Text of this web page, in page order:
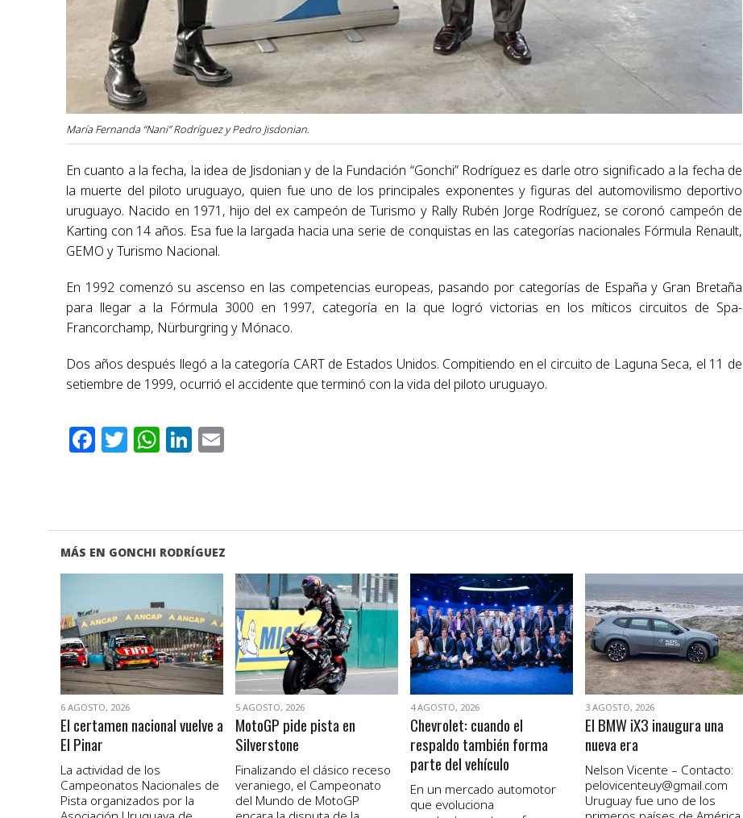
María Fernanda “Nani” Rodríguez y Pedro Jisdonian.
En cuanto a la fecha, la idea de Jisdonian y de la Fundación “Gonchi” Rodríguez es darle otro significado a la fecha de
la muerte del piloto uruguayo, quien fue uno de los principales exponentes y figuras del automovilismo deportivo
uruguayo. Nacido en 1971, hijo del ex campeón de Turismo y Rally Rubén Jorge Rodríguez, se coronó campeón de
Karting con 14 años. Esa fue la largada hacia una serie de conquistas en las categorías nacionales Fórmula Renault,
GEMO y Turismo Nacional.
En 1992 comenzó su ascenso en las competencias europeas, pasando por categorías de España y Gran Bretaña
para llegar a la Fórmula 3000 en 1997, categoría en la que logró victorias en los míticos circuitos de Spa-
Francorchamp, Nürburgring y Mónaco.
Dos años después llegó a la categoría CART de Estados Unidos. Compitiendo en el circuito de Laguna Seca, el 11 de
setiembre de 1999, ocurrió el accidente que terminó con la vida del piloto uruguayo.
Facebook
Twitter
WhatsApp
LinkedIn
MÁS EN GONCHI RODRÍGUEZ
VER NOTA
6 AGOSTO, 2026
El certamen nacional vuelve a
El Pinar
La actividad de los
Campeonatos Nacionales de
Pista organizados por la
VER NOTA
5 AGOSTO, 2026
MotoGP pide pista en
Silverstone
Finalizando el clásico receso
veraniego, el Campeonato
del Mundo de MotoGP
VER NOTA
4 AGOSTO, 2026
Chevrolet: cuando el
respaldo también forma
parte del vehículo
En un mercado automotor
que evoluciona
VER NOTA
3 AGOSTO, 2026
El BMW iX3 inaugura una
nueva era
Nelson Vicente – Contacto:
pelovicenteuy@gmail.com
Uruguay fue uno de los